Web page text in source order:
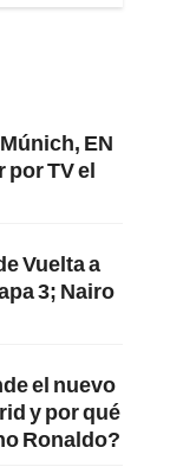
EN
por TV el
Vuelta a
3; Nairo
el nuevo
y por qué
Ronaldo?